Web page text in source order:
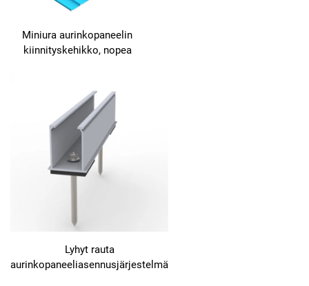
Miniura aurinkopaneelin
kiinnityskehikko, nopea
kiinnitykseen
Lyhyt rauta
aurinkopaneeliasennusjärjestelmä